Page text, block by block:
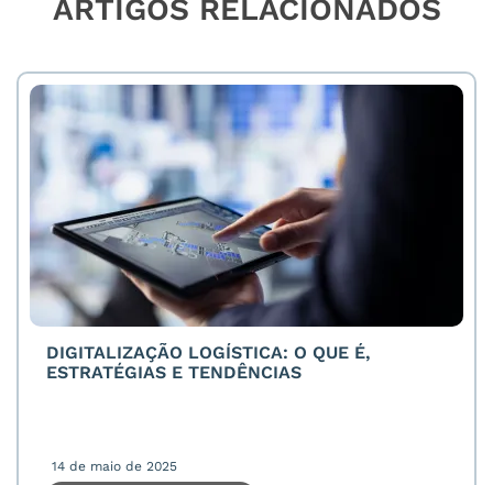
ARTIGOS RELACIONADOS
DIGITALIZAÇÃO LOGÍSTICA: O QUE É,
ESTRATÉGIAS E TENDÊNCIAS
14 de maio de 2025